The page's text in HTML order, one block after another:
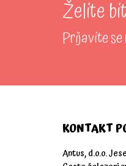
Želite
Prijavite se
KONTAKT
Antus, d.o.o.